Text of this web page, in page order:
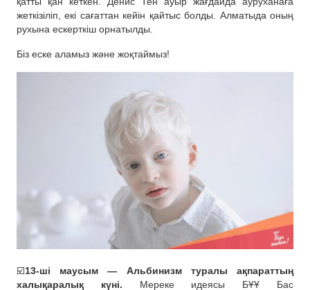
жеткізіліп, екі сағаттан кейін қайтыс болды. Алматыда оның
рухына ескерткіш орнатылды.
Біз еске аламыз және жоқтаймыз!
☑️13-ші маусым — Альбинизм туралы ақпараттың
халықаралық күні. Мереке идеясы БҰҰ Бас